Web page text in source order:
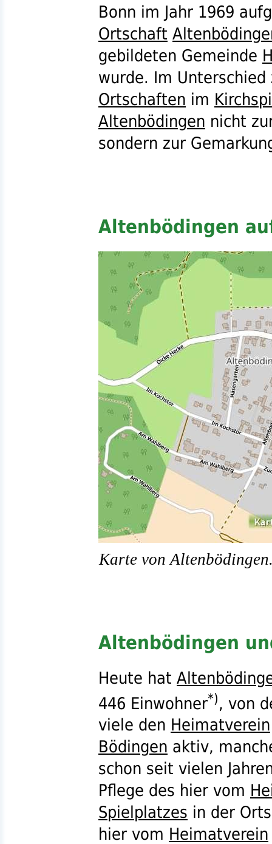
Bonn im Jahr 1969
Ortschaft
gebildeten Gemeinde
wurde. Im
Ortschaften im
Altenbödingen nicht
sondern zur
Altenbödingen
Karte von
Altenbödingen
Heute hat
446 Einwohner*), von
viele den Heimatverein
Bödingen aktiv,
schon seit vielen
Pflege des hier vom
Spielplatzes in der
hier vom Heimatverein